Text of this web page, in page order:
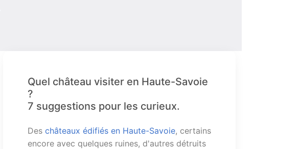
Quel château visiter en Haute-Savoie
?
7 suggestions pour les curieux.
Des châteaux édifiés en Haute-Savoie, certains
encore avec quelques ruines, d'autres détruits